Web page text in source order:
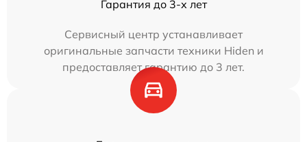
Гарантия до 3-х лет
Сервисный центр устанавливает
оригинальные запчасти техники Hiden и
предоставляет гарантию до 3 лет.